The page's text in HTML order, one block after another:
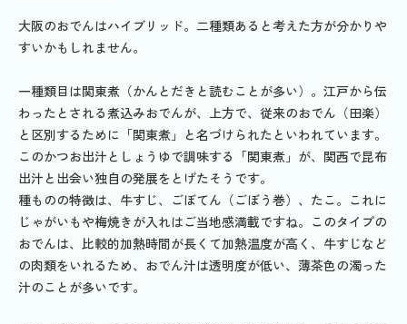
大阪のおでんはハイブリッド。二種類あると考えた方が分かりや
すいかもしれません。
一種類目は関東煮（かんとだきと読むことが多い）。江戸から伝
わったとされる煮込みおでんが、上方で、従来のおでん（田楽）
と区別するために「関東煮」と名づけられたといわれています。
このかつお出汁としょうゆで調味する「関東煮」が、関西で昆布
出汁と出会い独自の発展をとげたそうです。
種ものの特徴は、牛すじ、ごぼてん（ごぼう巻）、たこ。これに
じゃがいもや梅焼きが入れはご当地感満載ですね。このタイプの
おでんは、比較的加熱時間が長くて加熱温度が高く、牛すじなど
の肉類をいれるため、おでん汁は透明度が低い、薄茶色の濁った
汁のことが多いです。